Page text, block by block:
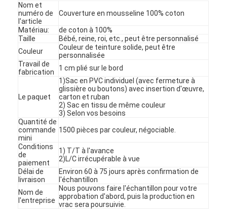
Nom et
numéro de
l'article
Couverture en mousseline 100% coton
Matériau:
de coton à 100%
Taille
Bébé, reine, roi, etc., peut être personnalisé
Couleur
Couleur de teinture solide, peut être
personnalisée
Travail de
fabrication
1 cm plié sur le bord
Le paquet
1)Sac en PVC individuel (avec fermeture à
glissière ou boutons) avec insertion d'œuvre,
carton et ruban
2) Sac en tissu de même couleur
3) Selon vos besoins
Quantité de
commande
mini
1500 pièces par couleur, négociable.
Conditions
de
paiement
1) T/T à l'avance
2)L/C irrécupérable à vue
Délai de
livraison
Environ 60 à 75 jours après confirmation de
l'échantillon
Nom de
l'entreprise
Nous pouvons faire l'échantillon pour votre
approbation d'abord, puis la production en
vrac sera poursuivie.